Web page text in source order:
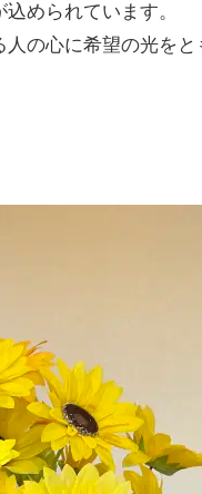
められています。
の心に希望の光をと